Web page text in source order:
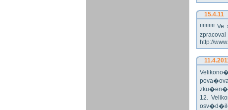
15.4.11
!!!!!!!!!!
http://
12.